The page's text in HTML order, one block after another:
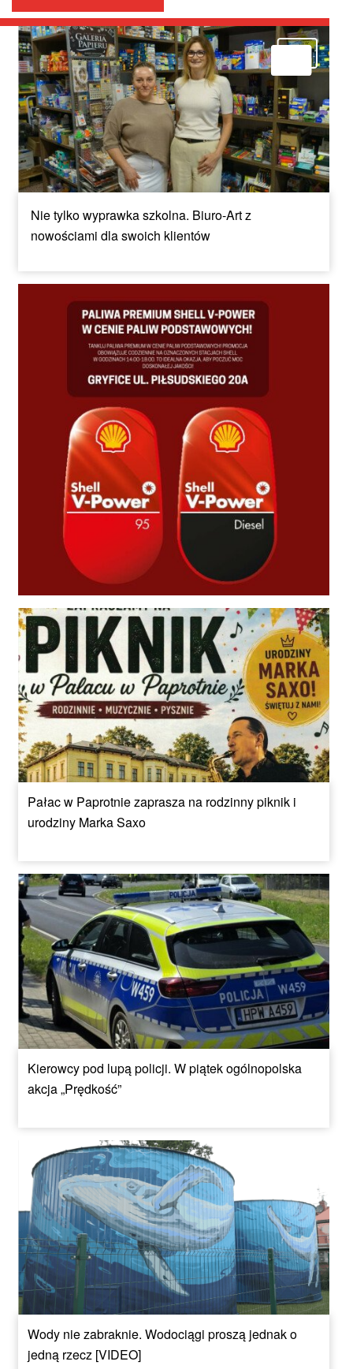
Nie tylko wyprawka szkolna. Biuro-Art z
nowościami dla swoich klientów
Pałac w Paprotnie zaprasza na rodzinny piknik i
urodziny Marka Saxo
Kierowcy pod lupą policji. W piątek ogólnopolska
akcja „Prędkość”
Wody nie zabraknie. Wodociągi proszą jednak o
jedną rzecz [VIDEO]